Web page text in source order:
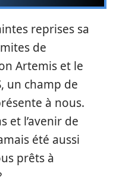
reprises sa
de
Artemis et le
un champ de
à nous.
et l’avenir de
été aussi
prêts à